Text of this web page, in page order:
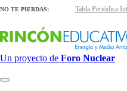
NO TE PIERDAS:
interactivas Tabla Periódica
Un proyecto de Foro Nuclear